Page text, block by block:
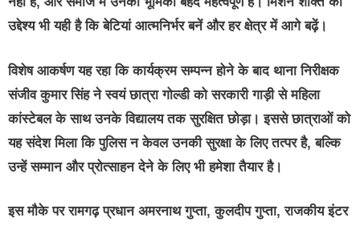
उद्देश्य भी यही है कि बेटियां आत्मनिर्भर बनें और हर क्षेत्र में आगे बढ़ें।
विशेष आकर्षण यह रहा कि कार्यक्रम सम्पन्न होने के बाद थाना निरीक्षक
संजीव कुमार सिंह ने स्वयं छात्रा गोल्डी को सरकारी गाड़ी से महिला
कांस्टेबल के साथ उनके विद्यालय तक सुरक्षित छोड़ा। इससे छात्राओं को
यह संदेश मिला कि पुलिस न केवल उनकी सुरक्षा के लिए तत्पर है, बल्कि
उन्हें सम्मान और प्रोत्साहन देने के लिए भी हमेशा तैयार है।
इस मौके पर रामगढ़ प्रधान अमरनाथ गुप्ता, कुलदीप गुप्ता, राजकीय इंटर